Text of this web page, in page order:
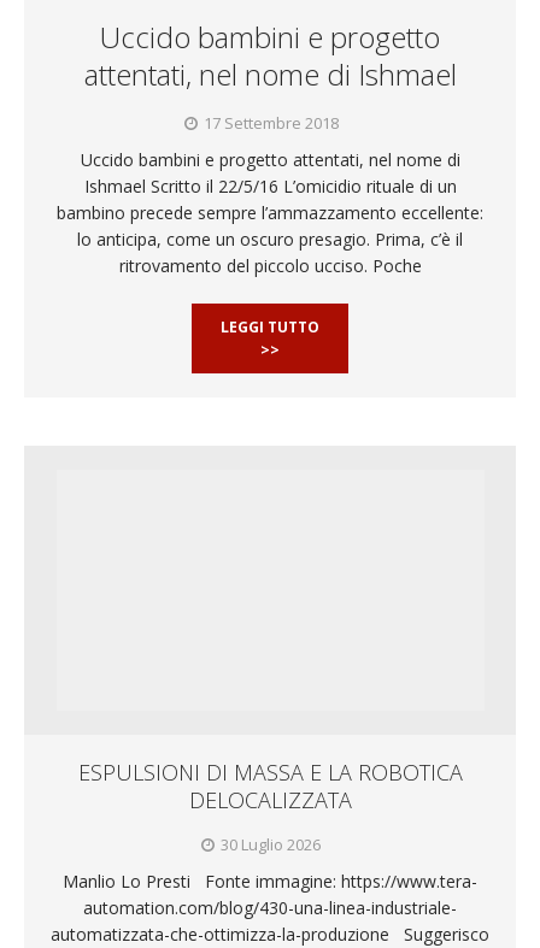
Uccido bambini e progetto
attentati, nel nome di Ishmael
17 Settembre 2018
Uccido bambini e progetto attentati, nel nome di
Ishmael Scritto il 22/5/16 L’omicidio rituale di un
bambino precede sempre l’ammazzamento eccellente:
lo anticipa, come un oscuro presagio. Prima, c’è il
ritrovamento del piccolo ucciso. Poche
LEGGI TUTTO
>>
ESPULSIONI DI MASSA E LA ROBOTICA
DELOCALIZZATA
30 Luglio 2026
Manlio Lo Presti Fonte immagine: https://www.tera-
automation.com/blog/430-una-linea-industriale-
automatizzata-che-ottimizza-la-produzione Suggerisco